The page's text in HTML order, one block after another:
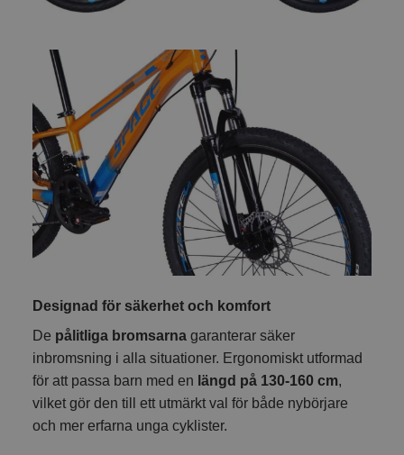
Designad för säkerhet och komfort
De pålitliga bromsarnagaranterar säker
inbromsning i alla situationer. Ergonomiskt utformad
för att passa barn med en längd på 130-160 cm,
vilket gör den till ett utmärkt val för både nybörjare
och mer erfarna unga cyklister.